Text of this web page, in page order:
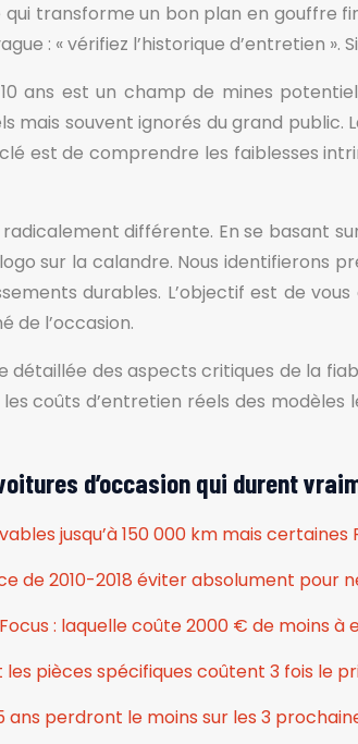
transforme un bon plan en gouffre
: « vérifiez l’historique d’entretien
ans est un champ de mines
mais souvent ignorés du grand
est de comprendre les faiblesses
différente. En se basant
sur la calandre. Nous identifierons
durables. L’objectif est de
de l’occasion.
détaillée des aspects critiques de la
coûts d’entretien réels des
d’occasion qui durent
jusqu’à 150 000 km mais
de 2010-2018 éviter absolument pour
: laquelle coûte 2000 € de moins à
pièces spécifiques coûtent 3 fois le
ans perdront le moins sur les 3